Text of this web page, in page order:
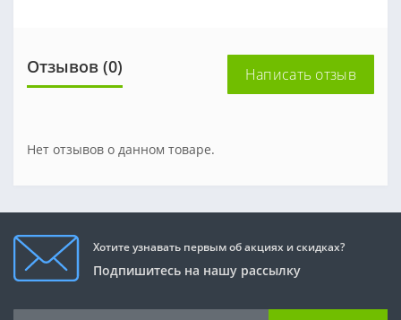
Отзывов (0) Написать отзыв
Нет отзывов о данном товаре.
Хотите узнавать первым об акциях и скидках?
Подпишитесь на нашу рассылку